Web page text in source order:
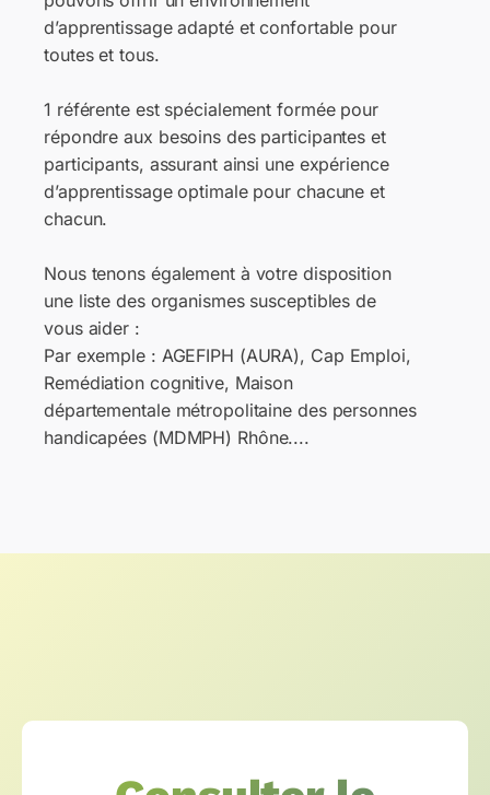
d’apprentissage adapté et confortable pour
toutes et tous.
1 référente est spécialement formée pour
répondre aux besoins des participantes et
participants, assurant ainsi une expérience
d’apprentissage optimale pour chacune et
chacun.
Nous tenons également à votre disposition
une liste des organismes susceptibles de
vous aider :
Par exemple : AGEFIPH (AURA), Cap Emploi,
Remédiation cognitive, Maison
départementale métropolitaine des personnes
handicapées (MDMPH) Rhône....